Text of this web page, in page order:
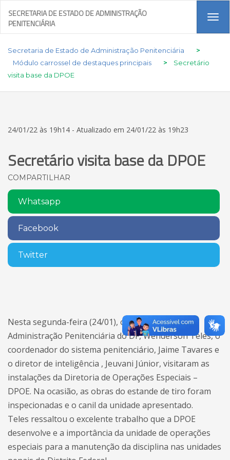
SECRETARIA DE ESTADO DE ADMINISTRAÇÃO
PENITENCIÁRIA
Secretaria de Estado de Administração Penitenciária
>
Módulo carrossel de destaques principais
>
Secretário
visita base da DPOE
24/01/22 às 19h14 - Atualizado em 24/01/22 às 19h23
Secretário visita base da DPOE
COMPARTILHAR
Whatsapp
Facebook
Twitter
Nesta segunda-feira (24/01), o secretário de
Administração Penitenciária do DF, Wenderson Teles, o
coordenador do sistema penitenciário, Jaime Tavares e
o diretor de inteligência , Jeuvani Júnior, visitaram as
instalações da Diretoria de Operações Especiais –
DPOE. Na ocasião, as obras do estande de tiro foram
inspecionadas e o canil da unidade apresentado.
Teles ressaltou o excelente trabalho que a DPOE
desenvolve e a importância da unidade de operações
especiais para a manutenção da disciplina nas unidades